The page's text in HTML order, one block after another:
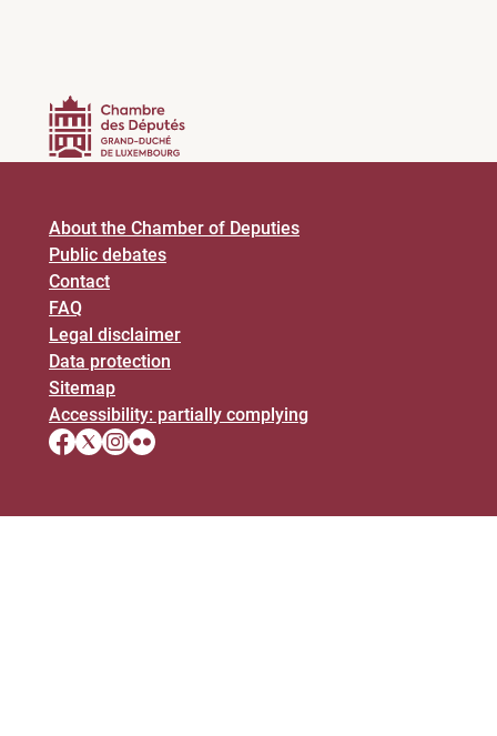
About the Chamber of Deputies
Public debates
Contact
FAQ
Legal disclaimer
Data protection
Sitemap
Accessibility: partially complying